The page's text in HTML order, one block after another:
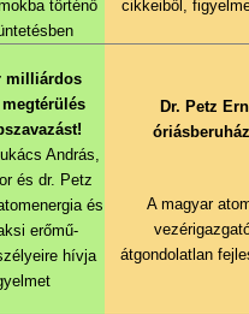
történő
cikkeiből,
milliárdos
András,
és dr. Petz
és
erőmű-
hívja
Dr. Petz
A magyar
átgondolatlan